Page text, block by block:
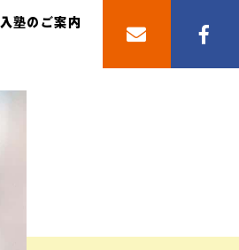
入塾のご案内